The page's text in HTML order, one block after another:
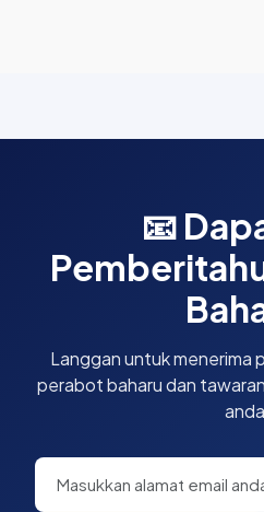
📧
Langgan untuk menerima
perabot baharu dan
anda